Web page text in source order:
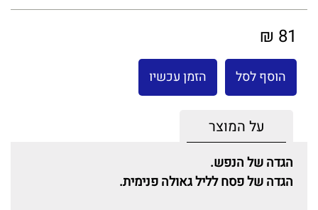
81 ₪
הוסף לסל הזמן עכשיו
על המוצר
הגדה של הנפש.
הגדה של פסח לליל גאולה פנימית.